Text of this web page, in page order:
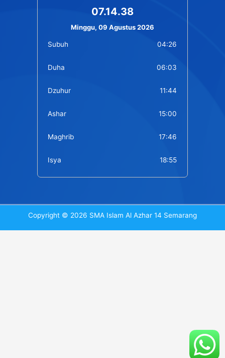
07.14.39
Minggu, 09 Agustus 2026
Subuh 04:26
Duha 06:03
Dzuhur 11:44
Ashar 15:00
Maghrib 17:46
Isya 18:55
Copyright © 2026 SMA Islam Al Azhar 14 Semarang